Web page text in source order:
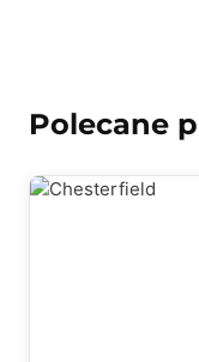
Polecane